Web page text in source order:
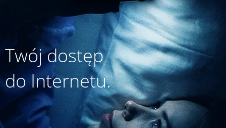
Twój dostęp
do Internetu.